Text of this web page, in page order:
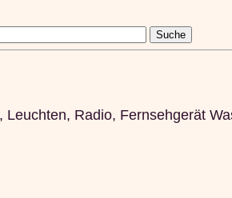
Leuchten, Radio, Fernsehgerät